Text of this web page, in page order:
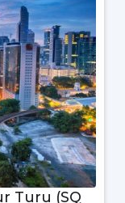
Turu (SQ